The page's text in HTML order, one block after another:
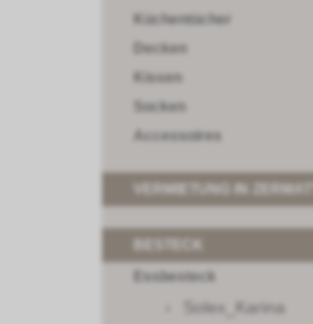
Küchentücher
Decken
Kissen
Socken
Accessoires
VERMIETUNG IN ZERMATT
Essbesteck
Solex_Karina